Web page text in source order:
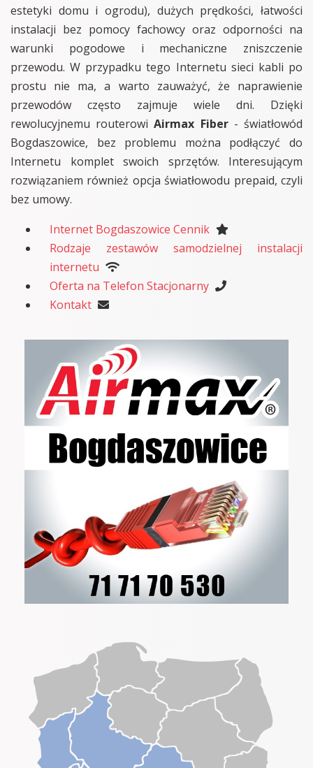
estetyki domu i ogrodu), dużych prędkości, łatwości
instalacji bez pomocy fachowcy oraz odporności na
warunki pogodowe i mechaniczne zniszczenie
przewodu. W przypadku tego Internetu sieci kabli po
prostu nie ma, a warto zauważyć, że naprawienie
przewodów często zajmuje wiele dni. Dzięki
rewolucyjnemu routerowiAirmax Fiber- światłowód
Bogdaszowice, bez problemu można podłączyć do
Internetu komplet swoich sprzętów. Interesującym
rozwiązaniem również opcja światłowodu prepaid, czyli
bez umowy.
Internet Bogdaszowice Cennik
Rodzaje zestawów samodzielnej instalacji
internetu
Oferta na Telefon Stacjonarny
Kontakt